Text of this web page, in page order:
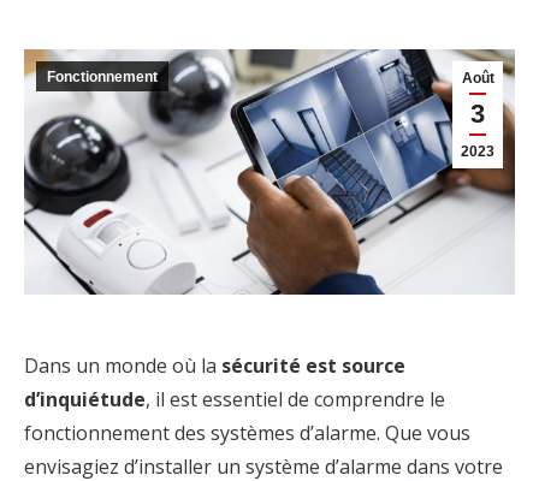
Août
3
2023
Fonctionnement
Dans un monde où la sécurité est source
d’inquiétude, il est essentiel de comprendre le
fonctionnement des systèmes d’alarme. Que vous
envisagiez d’installer un système d’alarme dans votre